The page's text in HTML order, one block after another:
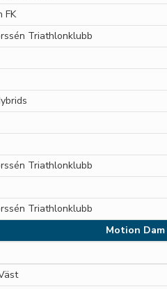
FK
Triathlonklubb
Triathlonklubb
Triathlonklubb
Motion